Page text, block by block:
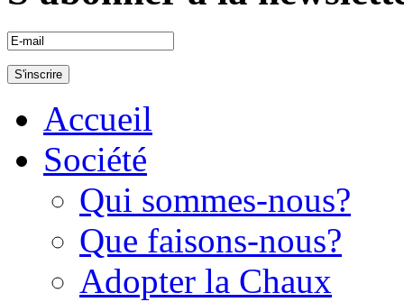
Accueil
Société
Qui sommes-nous?
Que faisons-nous?
Adopter la Chaux